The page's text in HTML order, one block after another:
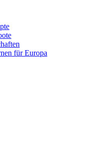
für Europa